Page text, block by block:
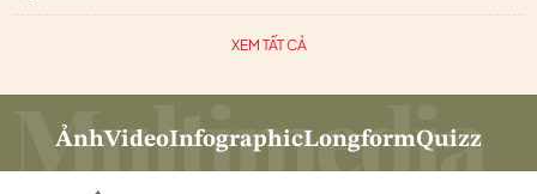
XEM TẤT CẢ
ẢnhVideoInfographicLongformQuizz